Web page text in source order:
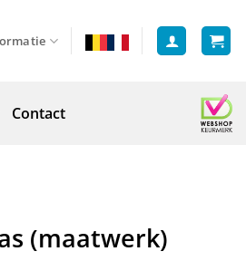
Contact
(maatwerk)